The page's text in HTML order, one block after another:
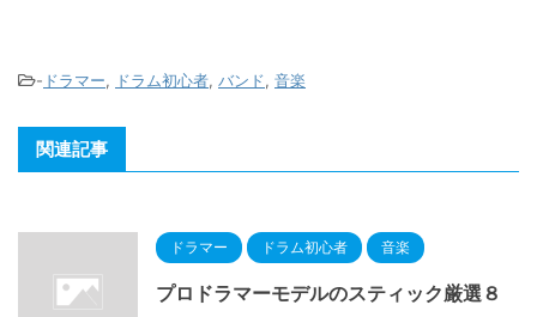
- ドラマー, ドラム初心者, バンド, 音楽
関連記事
ドラマー ドラム初心者 音楽
プロドラマーモデルのスティック厳選８